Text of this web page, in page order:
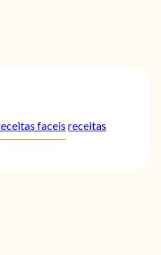
faceis receitas